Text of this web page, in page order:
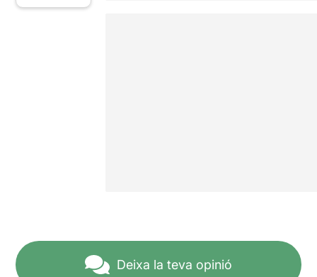
Deixa la teva opinió